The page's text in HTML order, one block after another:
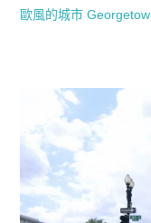
歐風的城市